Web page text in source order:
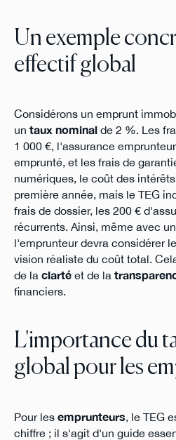
Un exemple
effectif global
Considérons un emprunt
un taux nominalde 2 %. Les
1 000 €, l'assurance
emprunté, et les frais de
numériques, le coût des
première année, mais le TEG
frais de dossier, les 200 €
récurrents. Ainsi, même avec
l'emprunteur devra considérer
vision réaliste du coût total.
de la clartéet de la
financiers.
L'importance du
global pour les
Pour les emprunteurs, le TEG
chiffre ; il s'agit d'un guide